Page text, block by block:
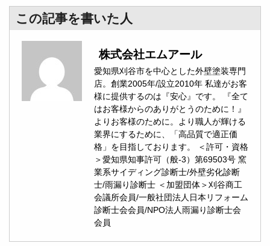
この記事を書いた人
株式会社エムアール
愛知県刈谷市を中心とした外壁塗装専門
店。創業2005年/設立2010年 私達がお客
様に提供するのは『安心』です。 『全て
はお客様からのありがとうのために！』
よりお客様のために。より職人が輝ける
業界にするために、「高品質で適正価
格」を目指しております。 ＜許可・資格
＞愛知県知事許可（般-3）第69503号 窯
業系サイディング診断士/外壁劣化診断
士/雨漏り診断士 ＜加盟団体＞刈谷商工
会議所会員/一般社団法人日本リフォーム
診断士会会員/NPO法人雨漏り診断士会
会員